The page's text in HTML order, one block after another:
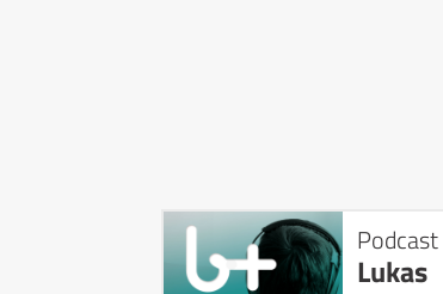
Podcast
Lukas